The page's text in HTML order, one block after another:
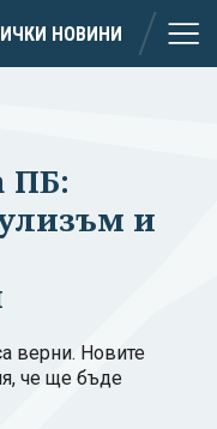
НОВИНИ
ПБ:
и
верни. Новите
че ще бъде